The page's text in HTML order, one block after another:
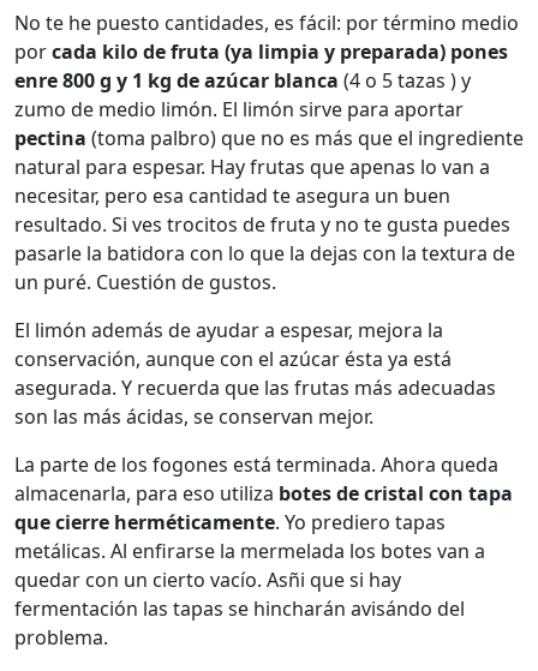
No te he puesto cantidades, es fácil: por término medio
porcada kilo de fruta (ya limpia y preparada) pones
enre 800 g y 1 kg de azúcar blanca (4 o 5 tazas ) y
zumo de medio limón. El limón sirve para aportar
pectina (toma palbro) que no es más que el ingrediente
natural para espesar. Hay frutas que apenas lo van a
necesitar, pero esa cantidad te asegura un buen
resultado. Si ves trocitos de fruta y no te gusta puedes
pasarle la batidora con lo que la dejas con la textura de
un puré. Cuestión de gustos.
El limón además de ayudar a espesar, mejora la
conservación, aunque con el azúcar ésta ya está
asegurada. Y recuerda que las frutas más adecuadas
son las más ácidas, se conservan mejor.
La parte de los fogones está terminada. Ahora queda
almacenarla, para eso utiliza botes de cristal con tapa
que cierre herméticamente. Yo prediero tapas
metálicas. Al enfirarse la mermelada los botes van a
quedar con un cierto vacío. Asñi que si hay
fermentación las tapas se hincharán avisándo del
problema.